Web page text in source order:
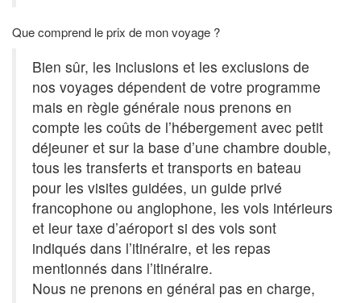
Que comprend le prix de mon voyage ?
Bien sûr, les inclusions et les exclusions de
nos voyages dépendent de votre programme
mais en règle générale nous prenons en
compte les coûts de l’hébergement avec petit
déjeuner et sur la base d’une chambre double,
tous les transferts et transports en bateau
pour les visites guidées, un guide privé
francophone ou anglophone, les vols intérieurs
et leur taxe d’aéroport si des vols sont
indiqués dans l’itinéraire, et les repas
mentionnés dans l’itinéraire.
Nous ne prenons en général pas en charge,